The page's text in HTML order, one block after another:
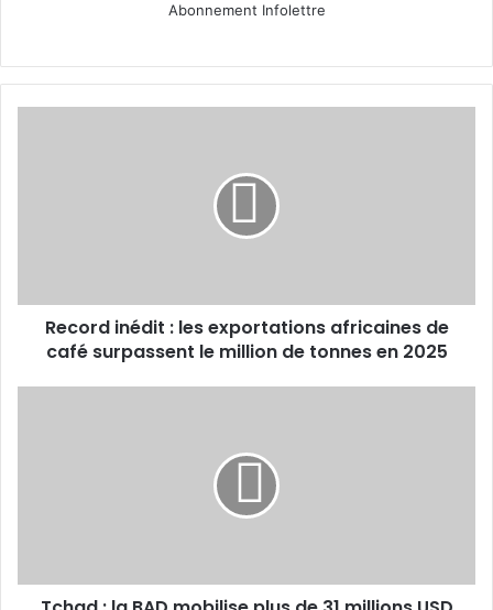
Abonnement Infolettre
surpassent
million
Record inédit : les exportations africaines de
café surpassent le million de tonnes en 2025
millions
USD